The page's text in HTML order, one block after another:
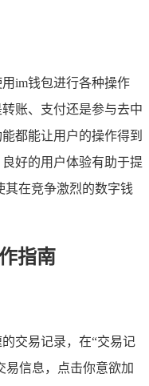
im钱包进行各种操作
账、支付还是参与去中
都能让用户的操作得到
好的用户体验有助于提
其在竞争激烈的数字钱
指南
交易记录，在“交易记
易信息，点击你意欲加